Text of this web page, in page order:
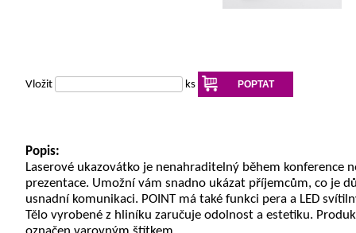
Vložit ks POPTAT
Popis:
Laserové ukazovátko je nenahraditelný během konference
prezentace. Umožní vám snadno ukázat příjemcům, co je
usnadní komunikaci. POINT má také funkci pera a LED
Tělo vyrobené z hliníku zaručuje odolnost a estetiku.